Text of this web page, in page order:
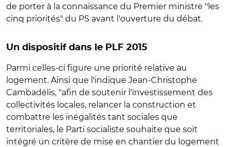
de porter à la connaissance du Premier ministre "les
cinq priorités" du PS avant l'ouverture du débat.
Un dispositif dans le PLF 2015
Parmi celles-ci figure une priorité relative au
logement. Ainsi que l'indique Jean-Christophe
Cambadélis, "afin de soutenir l'investissement des
collectivités locales, relancer la construction et
combattre les inégalités tant sociales que
territoriales, le Parti socialiste souhaite que soit
intégré un critère de mise en chantier du logement